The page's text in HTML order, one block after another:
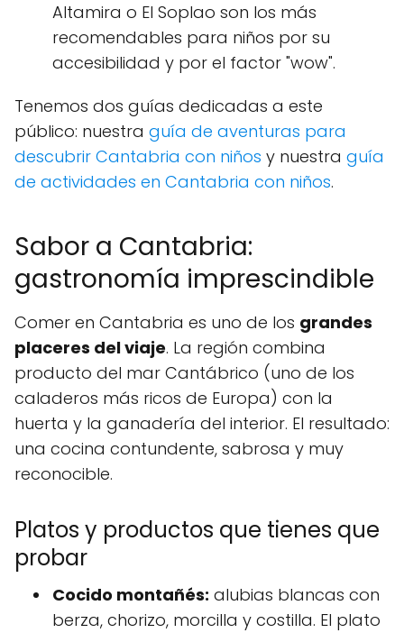
Altamira o El Soplao son los más
recomendables para niños por su
accesibilidad y por el factor "wow".
Tenemos dos guías dedicadas a este
público: nuestra guía de aventuras para
descubrir Cantabria con niños y nuestra guía
de actividades en Cantabria con niños.
Sabor a Cantabria:
gastronomía imprescindible
Comer en Cantabria es uno de los grandes
placeres del viaje. La región combina
producto del mar Cantábrico (uno de los
caladeros más ricos de Europa) con la
huerta y la ganadería del interior. El resultado:
una cocina contundente, sabrosa y muy
reconocible.
Platos y productos que tienes que
probar
Cocido montañés: alubias blancas con
berza, chorizo, morcilla y costilla. El plato